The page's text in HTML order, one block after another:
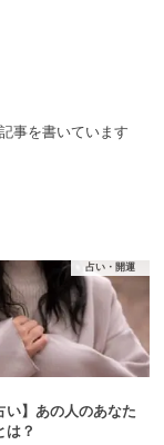
事を書いています
占い・開運
い】あの人のあなた
は？